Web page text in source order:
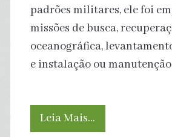
padrões militares, ele foi
missões de busca,
oceanográfica,
e instalação ou
Leia Mais…